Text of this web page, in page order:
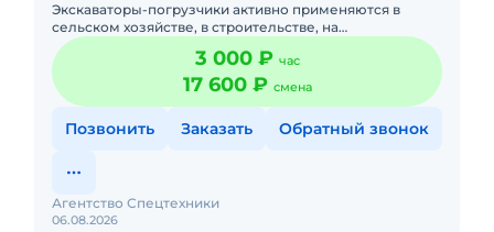
Экскаваторы-погрузчики активно применяются в
сельском хозяйстве, в строительстве, на
коммунальных предприятиях. Незаменимы они и в
горнодобывающей отрасли. Техн
3 000 ₽ час
17 600 ₽ смена
Позвонить Заказать Обратный звонок
06.08.2026
Агентство Спецтехники